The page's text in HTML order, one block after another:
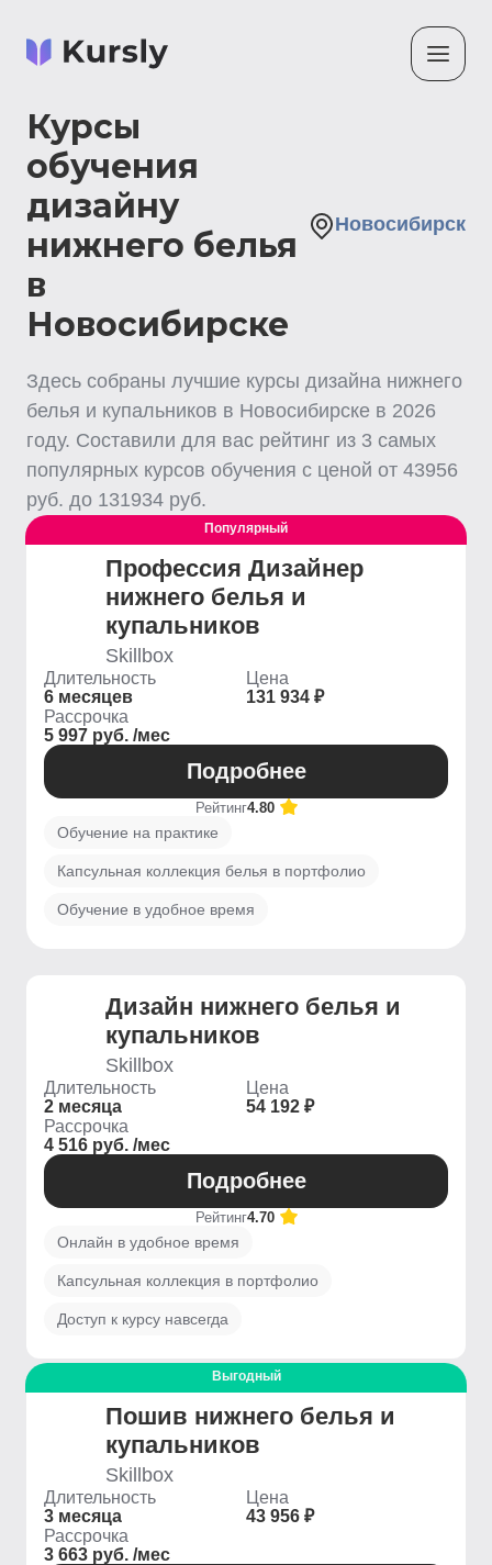
Курсы
обучения
дизайну
нижнего белья
в
Новосибирске
Новосибирск
Здесь собраны лучшие курсы дизайна нижнего
белья и купальников в Новосибирске в 2026
году. Составили для вас рейтинг из 3 самых
популярных курсов обучения с ценой от 43956
руб. до 131934 руб.
Популярный
Профессия Дизайнер
нижнего белья и
купальников
Skillbox
Длительность
6 месяцев
Цена
131 934 ₽
Рассрочка
5 997 руб. /мес
Подробнее
Рейтинг4.80
Обучение на практике
Капсульная коллекция белья в портфолио
Обучение в удобное время
Дизайн нижнего белья и
купальников
Skillbox
Длительность
2 месяца
Цена
54 192 ₽
Рассрочка
4 516 руб. /мес
Подробнее
Рейтинг4.70
Онлайн в удобное время
Капсульная коллекция в портфолио
Доступ к курсу навсегда
Выгодный
Пошив нижнего белья и
купальников
Skillbox
Длительность
3 месяца
Цена
43 956 ₽
Рассрочка
3 663 руб. /мес